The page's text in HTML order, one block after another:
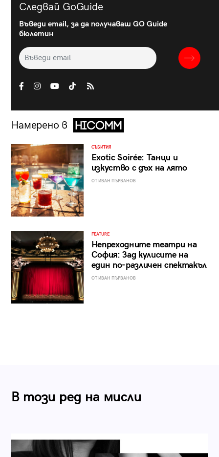
Следвай GoGuide
Въведи email, за да получаваш GO Guide
бюлетин
Намерено в
СЪБИТИЯ
Exotic Soirée: Танци и
изкуство с дъх на лято
ОТ ИВАН ПЪРВАНОВ
FEATURE
Непреходните театри на
София: Зад кулисите на
един по-различен спектакъл
ОТ ИВАН ПЪРВАНОВ
В този ред на мисли